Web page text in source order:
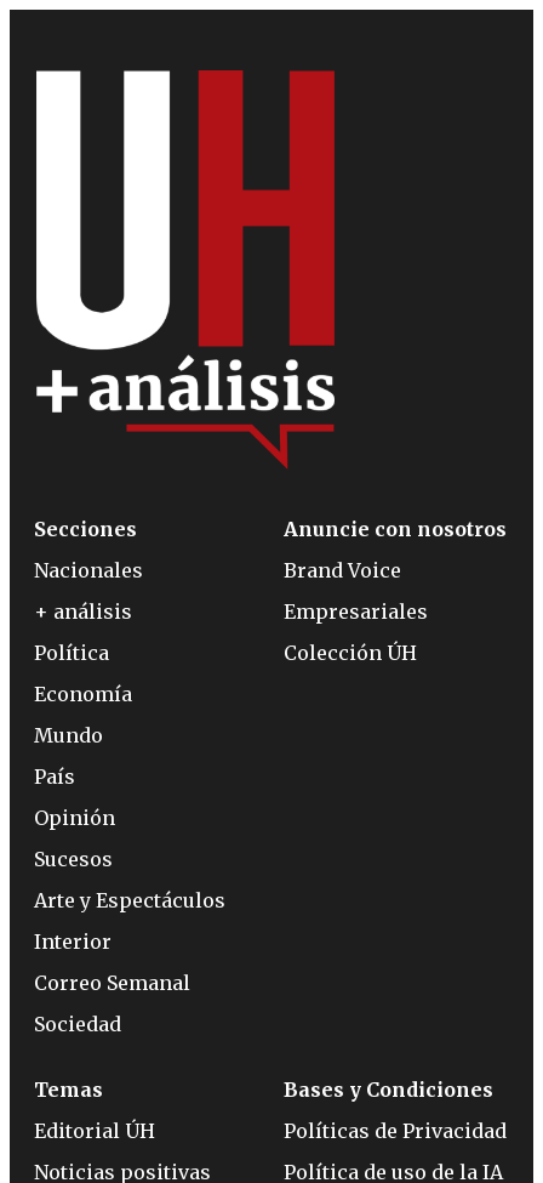
Secciones
Nacionales
+ análisis
Política
Economía
Mundo
País
Opinión
Sucesos
Arte y Espectáculos
Interior
Correo Semanal
Sociedad
Anuncie con nosotros
Brand Voice
Empresariales
Colección ÚH
Temas
Editorial ÚH
Noticias positivas
Bases y Condiciones
Políticas de Privacidad
Política de uso de la IA